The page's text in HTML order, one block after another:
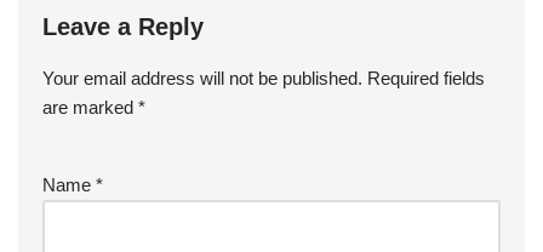
Leave a Reply
Your email address will not be published. Required fields
are marked *
Name *